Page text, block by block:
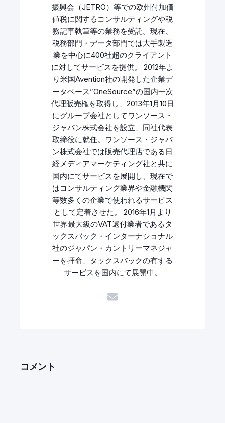
振興会（JETRO）等での欧州付加価
値税に関するコンサルティングや税
務記事執筆等の業務を受託。現在、
税務部門・データ部門では大手製造
業を中心に400社超のクライアント
に対してサービスを提供。 2012年よ
り米国Avention社の開発した企業デ
ータベース”OneSource”の国内一次
代理販売権を取得し、2013年1月10日
にグループ会社としてワンソース・
ジャパン株式会社を設立、同社代表
取締役に就任。ワンソース・ジャパ
ン株式会社では販売代理店である日
経メディアマーケティング社と共に
国内にてサービスを展開し、現在で
はコンサルティング業界や金融機関
等数多くの企業で使われるサービス
として定着させた。 2016年1月より
世界最大級のVAT還付業者であるタ
ックスバック・インターナショナル
社のジャパン・カントリーマネジャ
ーを拝命、タックスバックの有する
サービスを国内にて展開中。
コメント